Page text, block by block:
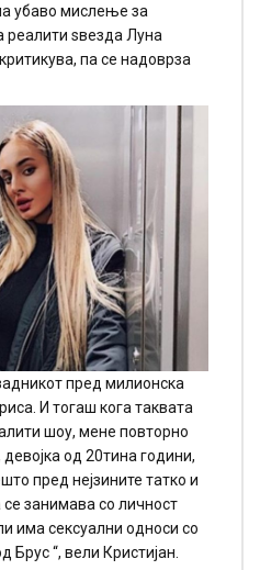
убаво мислење за
реалити ѕвезда Луна
па се надоврза
пред милионска
И тогаш кога таквата
шоу, мене повторно
девојка од 20тина години,
пред нејзините татко и
се занимава со личност
има сексуални односи со
“, вели Кристијан.